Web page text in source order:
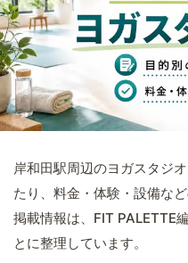
岸和田駅周辺のヨガスタジ
たり、料金・体験・設備な
掲載情報は、FIT PALETTE
とに整理しています。